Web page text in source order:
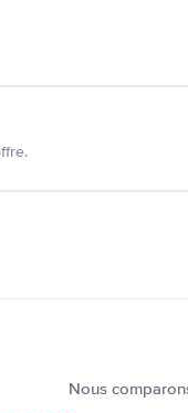
Nous